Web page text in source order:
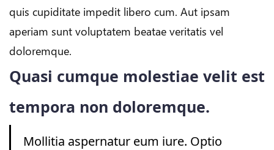
quis cupiditate impedit libero cum. Aut ipsam
aperiam sunt voluptatem beatae veritatis vel
doloremque.
Quasi cumque molestiae velit est
tempora non doloremque.
Mollitia aspernatur eum iure. Optio